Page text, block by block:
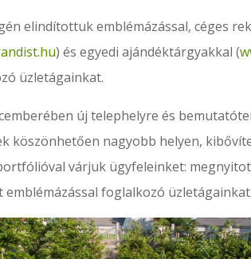
elindítottuk emblémázással, céges
) és egyedi ajándéktárgyakkal (
üzletágainkat.
új telephelyre és
köszönhetően nagyobb helyen,
várjuk ügyfeleinket:
emblémázással foglalkozó üzletágainkat.